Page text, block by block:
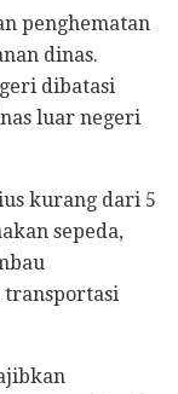
penghematan
dinas.
dibatasi
luar negeri
kurang dari 5
sepeda,